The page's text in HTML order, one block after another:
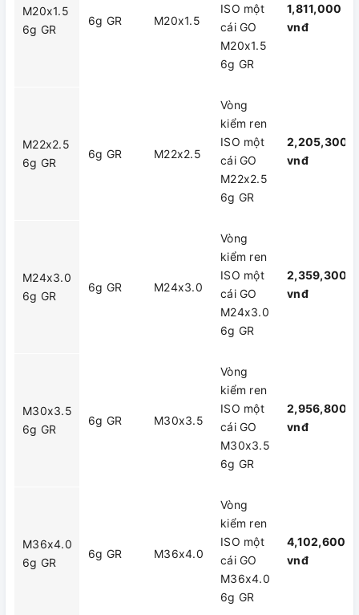
M20x1.5
6g GR
6g GR M20x1.5
ISO một
cái GO
M20x1.5
6g GR
1,811,000
vnđ
M22x2.5
6g GR
6g GR M22x2.5
Vòng
kiểm ren
ISO một
cái GO
M22x2.5
6g GR
2,205,300
vnđ
M24x3.0
6g GR
6g GR M24x3.0
Vòng
kiểm ren
ISO một
cái GO
M24x3.0
6g GR
2,359,300
vnđ
M30x3.5
6g GR
6g GR M30x3.5
Vòng
kiểm ren
ISO một
cái GO
M30x3.5
6g GR
2,956,800
vnđ
M36x4.0
6g GR
6g GR M36x4.0
Vòng
kiểm ren
ISO một
cái GO
M36x4.0
6g GR
4,102,600
vnđ